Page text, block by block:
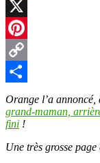
LinkedIn
X
Pinterest
Copy
Link
Partager
Orange l’a annoncé,
grand-maman,
fini !
Une très grosse